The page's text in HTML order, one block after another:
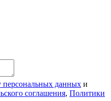
персональных данных и
соглашения, Политики